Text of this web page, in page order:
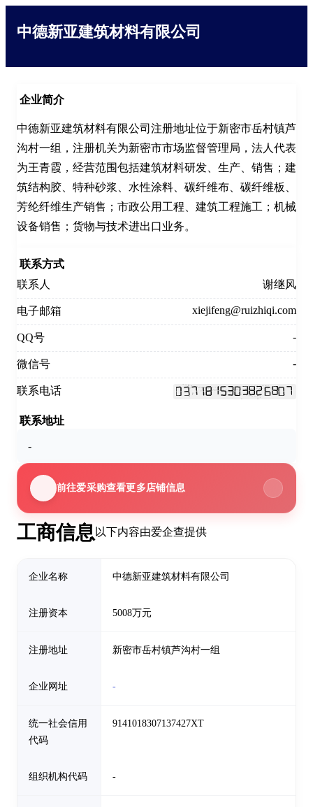
中德新亚建筑材料有限公司
工商信息 以下内容由爱企查提供
企业名称 中德新亚建筑材料有限公司
注册资本 5008万元
注册地址 新密市岳村镇芦沟村一组
企业网址 -
统一社会信用
代码
9141018307137427XT
组织机构代码 -
企业简介
中德新亚建筑材料有限公司注册地址位于新密市岳村镇芦
沟村一组，注册机关为新密市市场监督管理局，法人代表
为王青霞，经营范围包括建筑材料研发、生产、销售；建
筑结构胶、特种砂浆、水性涂料、碳纤维布、碳纤维板、
芳纶纤维生产销售；市政公用工程、建筑工程施工；机械
设备销售；货物与技术进出口业务。
联系方式
联系人
谢继风
电子邮箱 xiejifeng@ruizhiqi.com
QQ号 -
微信号 -
联系电话
联系地址
-
前往爱采购查看更多店铺信息